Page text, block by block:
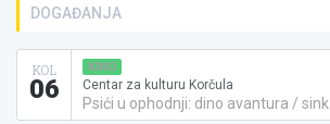
DOGAĐANJA
KOL
06
KINO
Centar za kulturu Korčula
Psići u ophodnji: dino avantura / sink